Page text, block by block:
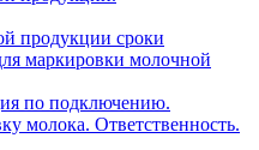
продукции сроки
маркировки молочной
по подключению.
молока. Ответственность.